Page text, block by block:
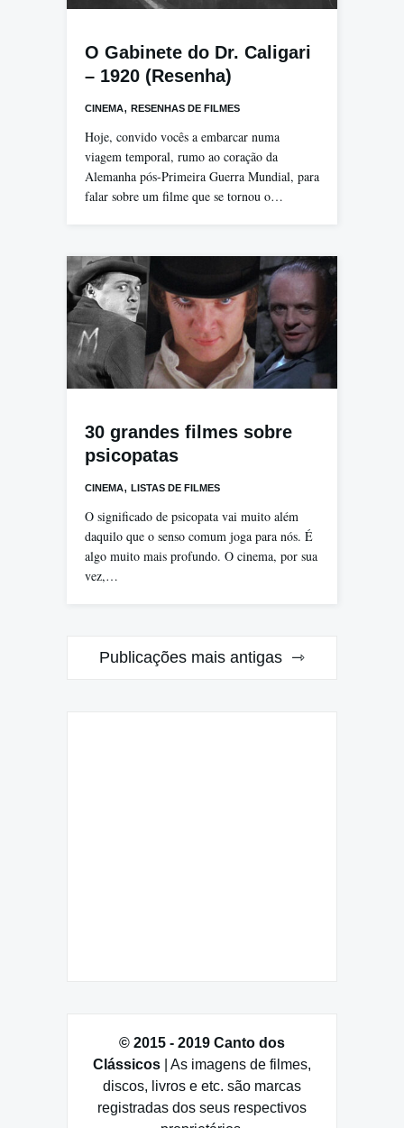
O Gabinete do Dr. Caligari
– 1920 (Resenha)
CINEMA, RESENHAS DE FILMES
Hoje, convido vocês a embarcar numa
viagem temporal, rumo ao coração da
Alemanha pós-Primeira Guerra Mundial, para
falar sobre um filme que se tornou o…
30 grandes filmes sobre
psicopatas
CINEMA, LISTAS DE FILMES
O significado de psicopata vai muito além
daquilo que o senso comum joga para nós. É
algo muito mais profundo. O cinema, por sua
vez,…
Navegação
Publicações mais antigas
© 2015 - 2019 Canto dos
Clássicos | As imagens de filmes,
discos, livros e etc. são marcas
registradas dos seus respectivos